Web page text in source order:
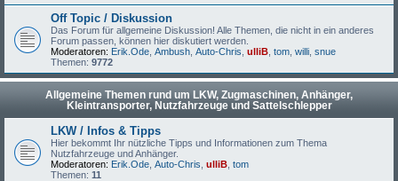
Off Topic / Diskussion
Das Forum für allgemeine Diskussion! Alle Themen, die nicht in ein anderes
Forum passen, können hier diskutiert werden.
Moderatoren: Erik.Ode Ambush Auto-Chris ulliB tom willi snue
Themen: 9772
Allgemeine Themen rund um LKW, Zugmaschinen, Anhänger,
Kleintransporter, Nutzfahrzeuge und Sattelschlepper
LKW / Infos & Tipps
Hier bekommt Ihr nützliche Tipps und Informationen zum Thema
Nutzfahrzeuge und Anhänger.
Moderatoren: Erik.Ode Auto-Chris ulliB tom
Themen: 11